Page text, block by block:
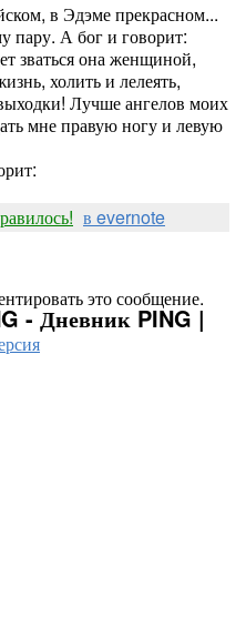
в Эдэме прекрасном...
пару. А бог и говорит:
зваться она женщиной,
холить и лелеять,
Лучше ангелов моих
мне правую ногу и левую
в evernote
это сообщение.
- Дневник PING |